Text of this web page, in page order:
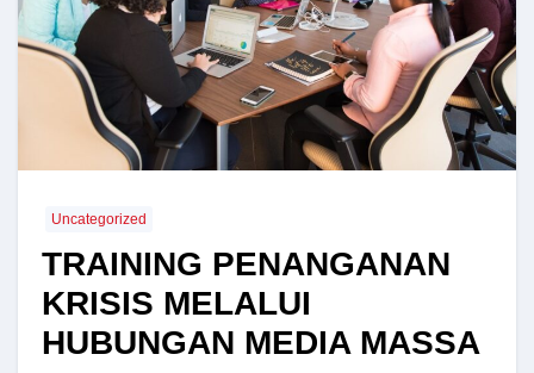
Uncategorized
TRAINING PENANGANAN
KRISIS MELALUI
HUBUNGAN MEDIA MASSA